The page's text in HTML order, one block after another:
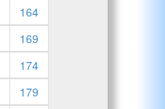
164
169
174
179